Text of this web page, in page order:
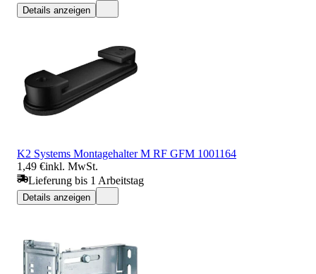
Details anzeigen
K2 Systems Montagehalter M RF GFM 1001164
1,49 €inkl. MwSt.
Lieferung bis 1 Arbeitstag
Details anzeigen